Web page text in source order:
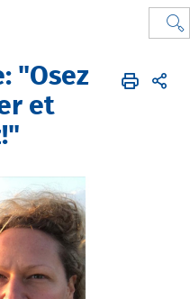
"Osez
et